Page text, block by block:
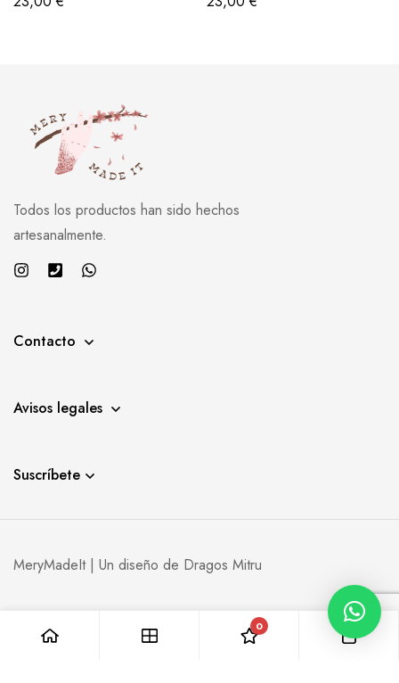
Todos los productos han sido hechos
artesanalmente.
Contacto
Avisos legales
Suscríbete
MeryMadeIt | Un diseño de Dragos Mitru
0 0